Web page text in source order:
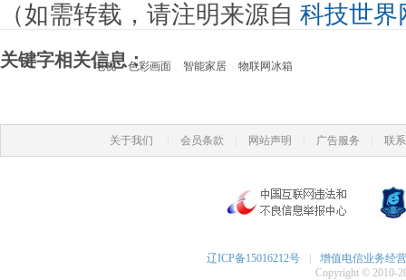
（如需转载，请注明来源自 科技世界
关键字相关信息：
电视 色彩画面 智能家居 物联网冰箱
关于我们 会员条款 网站声明 广告服务 联
辽ICP备15016212号
增值电信业务经
Copyright © 2010-